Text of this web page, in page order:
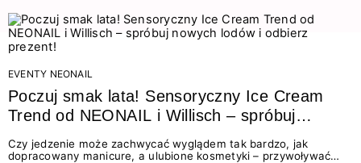
EVENTY NEONAIL
Poczuj smak lata! Sensoryczny Ice Cream
Trend od NEONAIL i Willisch – spróbuj
nowych lodów i odbierz prezent!
Czy jedzenie może zachwycać wyglądem tak bardzo, jak
dopracowany manicure, a ulubione kosmetyki – przywoływać